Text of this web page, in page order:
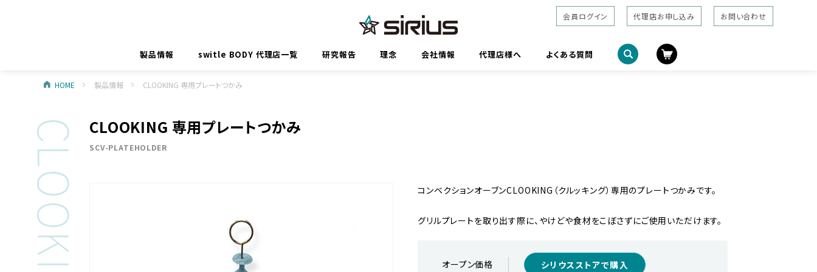
会員ログイン 代理店お申し込み お問い合わせ
製品情報 switle BODY 代理店一覧 研究報告 理念 会社情報 代理店様へ よくある質問
HOME 製品情報 CLOOKING 専用プレートつかみ
CLOOKING CLOOKING 専用プレートつかみ
SCV-PLATEHOLDER
コンベクションオーブンCLOOKING（クルッキング）専用のプレートつかみです。
グリルプレートを取り出す際に、やけどや食材をこぼさずにご使用いただけます。
オープン価格 シリウスストアで購入